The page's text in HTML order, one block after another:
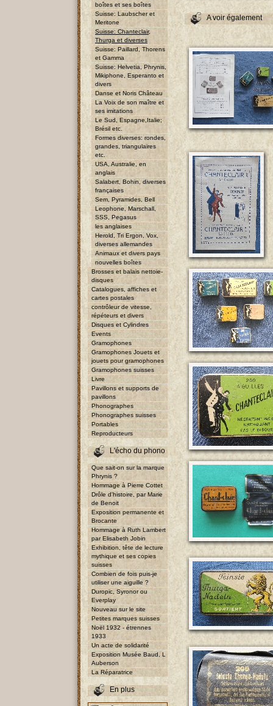
boîtes et ses boîtes
Suisse: Laubscher et
Meritone
Suisse: Chanteclair,
Thurga et diverses
Suisse: Paillard, Thorens
et Gamma
Suisse: Helvetia, Phrynis,
Mikiphone, Esperanto et
divers
Danse et Noris Château
La Voix de son maître et
ses imitations
Le Sud, Espagne,Italie;
Brésil etc.
Formes diverses: rondes,
grandes, triangulaires
etc.
USA, Australie, en
anglais
Salabert, Bohin, diverses
françaises
Sem, Pyramides, Bell
Leophone, Marschall,
SSS, Pegasus
les anglaises
Herold, Tri Ergon, Vox,
diverses allemandes
Animaux et divers pays
nouvelles boîtes
Brosses et balais nettoie-
disques
Catalogues, affiches et
cartes postales
contrôleur de vitesse,
répéteurs et divers
Disques et Cylindres
Events
Gramophones
Gramophones Jouets et
jouets pour gramophones
Gramophones suisses
Livre
Pavillons et supports de
pavillons
Phonographes
Phonographes suisses
Portables
Reproducteurs
L'écho du phono
Que sait-on sur la marque
Phrynis ?
Hommage à Pierre Cottet
Drôle d'histoire, par Marie
de Benoit
Exposition permanente et
Brocante
Hommage à Ruth Lambert
par Elisabeth Jobin
Exhibition, tête de lecture
mythique et ses copies
suisses
Combien de fois puis-je
utiliser une aiguille ?
Duropic, Syronor ou
Everplay
Nouveau sur le site
Petites marques suisses
Noël 1932 - étrennes
1933
Un acte de solidarité
Exposition Musée Baud, L
Auberson
La Réparatrice
En plus
A voir également